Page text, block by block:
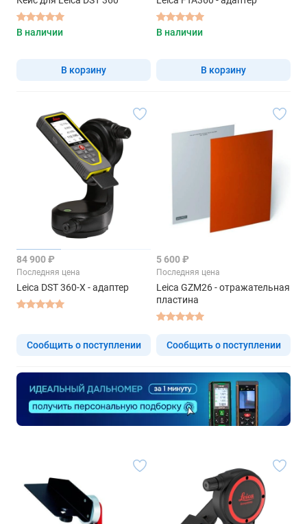
В наличии
В корзину
В наличии
В корзину
84 900 ₽
Последняя цена
Leica DST 360-X - адаптер
Сообщить о поступлении
5 600 ₽
Последняя цена
Leica GZM26 - отражательная
пластина
Сообщить о поступлении